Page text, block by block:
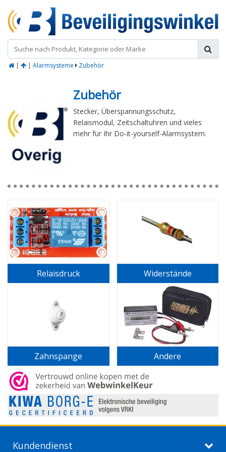
| | Alarmsysteme Zubehör
Zubehör
Stecker, Überspannungsschutz,
Relaismodul, Zeitschaltuhren und vieles
mehr für Ihr Do-it-yourself-Alarmsystem.
Relaisdruck Widerstände
Zahnspange Andere
Kundendienst